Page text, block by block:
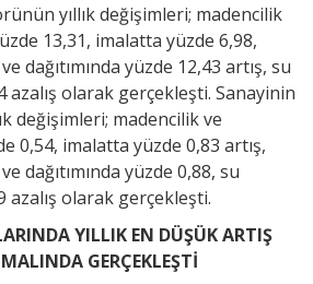
yıllık değişimleri; madencilik
13,31, imalatta yüzde 6,98,
dağıtımında yüzde 12,43 artış, su
azalış olarak gerçekleşti. Sanayinin
değişimleri; madencilik ve
0,54, imalatta yüzde 0,83 artış,
dağıtımında yüzde 0,88, su
azalış olarak gerçekleşti.
YILLIK EN DÜŞÜK ARTIŞ
GERÇEKLEŞTİ